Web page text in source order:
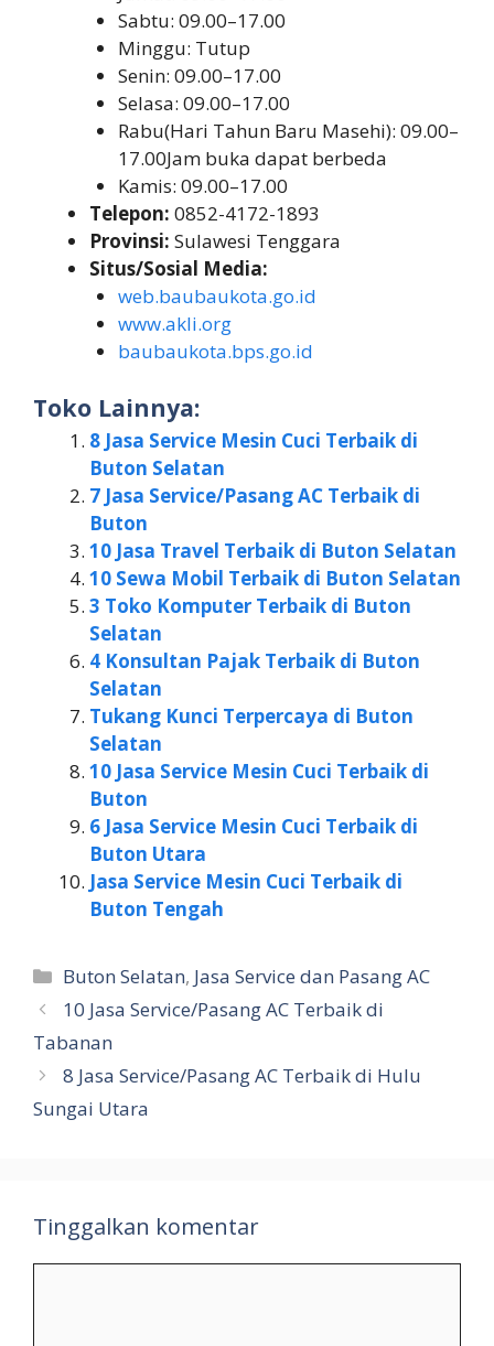
Sabtu: 09.00–17.00
Minggu: Tutup
Senin: 09.00–17.00
Selasa: 09.00–17.00
Rabu(Hari Tahun Baru Masehi): 09.00–
17.00Jam buka dapat berbeda
Kamis: 09.00–17.00
Telepon: 0852-4172-1893
Provinsi: Sulawesi Tenggara
Situs/Sosial Media:
web.baubaukota.go.id
www.akli.org
baubaukota.bps.go.id
Toko Lainnya:
8 Jasa Service Mesin Cuci Terbaik di
Buton Selatan
7 Jasa Service/Pasang AC Terbaik di
Buton
10 Jasa Travel Terbaik di Buton Selatan
10 Sewa Mobil Terbaik di Buton Selatan
3 Toko Komputer Terbaik di Buton
Selatan
4 Konsultan Pajak Terbaik di Buton
Selatan
Tukang Kunci Terpercaya di Buton
Selatan
10 Jasa Service Mesin Cuci Terbaik di
Buton
6 Jasa Service Mesin Cuci Terbaik di
Buton Utara
Jasa Service Mesin Cuci Terbaik di
Buton Tengah
Kategori
Buton Selatan, Jasa Service dan Pasang AC
10 Jasa Service/Pasang AC Terbaik di
Tabanan
8 Jasa Service/Pasang AC Terbaik di Hulu
Sungai Utara
Tinggalkan komentar